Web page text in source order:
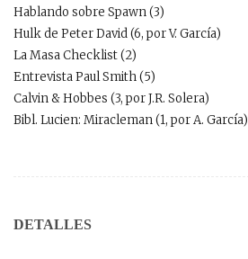
Hablando sobre Spawn (3)
Hulk de Peter David (6, por V. García)
La Masa Checklist (2)
Entrevista Paul Smith (5)
Calvin & Hobbes (3, por J.R. Solera)
Bibl. Lucien: Miracleman (1, por A. García)
DETALLES